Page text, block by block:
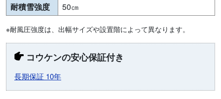
耐積雪強度
50㎝
※耐風圧強度は、出幅サイズや設置階によって異なります。
コウケンの安心保証付き
長期保証 10年